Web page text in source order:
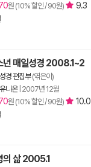
원 (10% 할인 / 90원)
9.3
년 매일성경 2008.1~2
경 편집부(엮은이)
니온| 2007년 12월
원 (10% 할인 / 90원)
10.0
의 삶 2005.1